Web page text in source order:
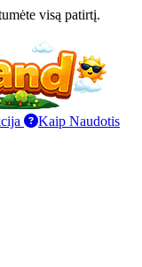
visą patirtį.
Kaip Naudotis